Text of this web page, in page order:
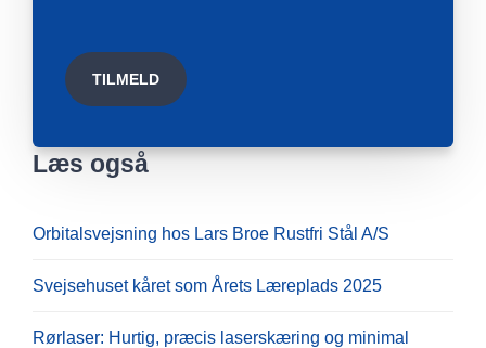
Læs også
Orbitalsvejsning hos Lars Broe Rustfri Stål A/S
Svejsehuset kåret som Årets Læreplads 2025
Rørlaser: Hurtig, præcis laserskæring og minimal